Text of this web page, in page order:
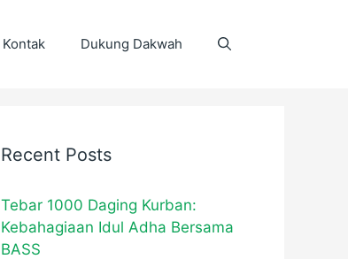
Kontak Dukung Dakwah
Recent Posts
Tebar 1000 Daging Kurban:
Kebahagiaan Idul Adha Bersama
BASS